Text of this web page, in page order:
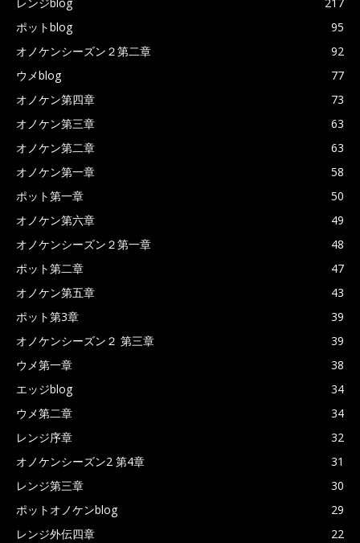
ポットblog
95
オノケンシーズン２第二章
92
ウメblog
77
オノケン第四章
73
オノケン第三章
63
オノケン第二章
63
オノケン第一章
58
ポット第一章
50
オノケン第六章
49
オノケンシーズン２第一章
48
ポット第二章
47
オノケン第五章
43
ポット第3章
39
オノケンシーズン２ 第三章
39
ウメ第一章
38
エッジblog
34
ウメ第二章
34
レンジ序章
32
オノケンシーズン2 第4章
31
レンジ第三章
30
ポットオノケンblog
29
レンジ外伝四章
22